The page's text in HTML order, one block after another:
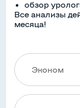
обзор
Все анализы
месяца!